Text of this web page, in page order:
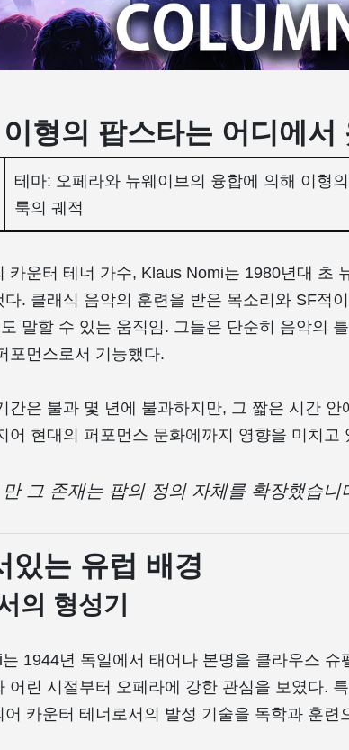
형의 팝스타는 어디에서
테마: 오페라와 뉴웨이브의 융합에 의해 이형
룩의 궤적
카운터 테너 가수, Klaus Nomi는 1980년대 초
. 클래식 음악의 훈련을 받은 목소리와 SF적
말할 수 있는 움직임. 그들은 단순히 음악의
포먼스로서 기능했다.
간은 불과 몇 년에 불과하지만, 그 짧은 시간
어 현대의 퍼포먼스 문화에까지 영향을 미치고
만 그 존재는 팝의 정의 자체를 확장했습니
있는 유럽 배경
의 형성기
1944년 독일에서 태어나 본명을 클라우스 슈
어린 시절부터 오페라에 강한 관심을 보였다.
어 카운터 테너로서의 발성 기술을 독학과 훈련